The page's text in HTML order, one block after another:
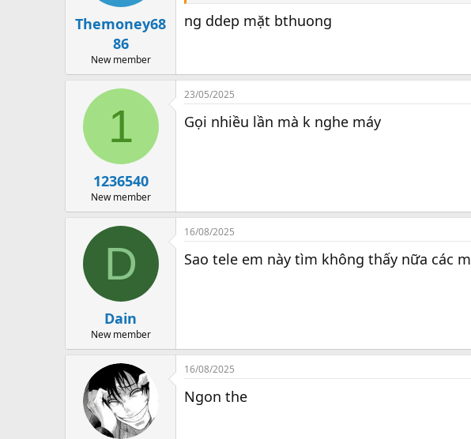
Themoney68
86
New member
ng ddep mặt bthuong
1
1236540
New member
23/05/2025
Gọi nhiều lần mà k nghe máy
D
Dain
New member
16/08/2025
Sao tele em này tìm không thấy nữa các m
16/08/2025
Ngon the